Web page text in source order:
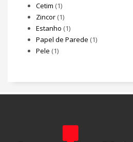
Cetim (1)
Zincor (1)
Estanho (1)
Papel de Parede (1)
Pele (1)